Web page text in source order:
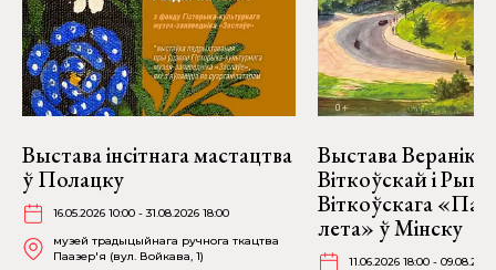
Выстава інсітнага мастацтва
ў Полацку
16.05.2026 10:00 - 31.08.2026 18:00
музей традыцыйнага ручнога ткацтва
Паазер'я (вул. Войкава, 1)
Выстава Веранікі
Віткоўскай і
Віткоўскага
лета» ў Мінску
11.06.2026 18:00 -